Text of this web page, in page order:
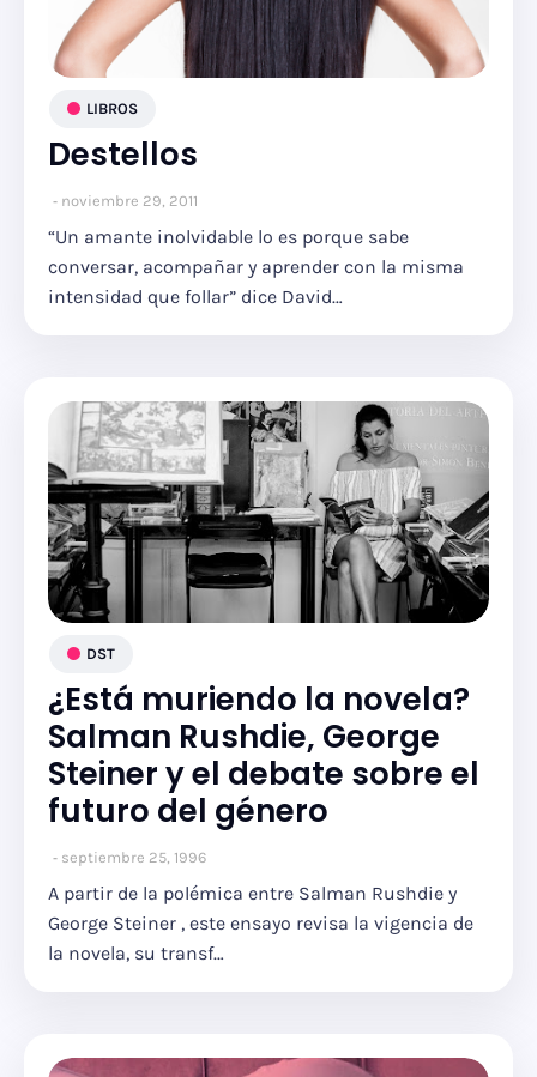
LIBROS
Destellos
noviembre 29, 2011
“Un amante inolvidable lo es porque sabe
conversar, acompañar y aprender con la misma
intensidad que follar” dice David…
DST
¿Está muriendo la novela?
Salman Rushdie, George
Steiner y el debate sobre el
futuro del género
septiembre 25, 1996
A partir de la polémica entre Salman Rushdie y
George Steiner , este ensayo revisa la vigencia de
la novela, su transf…